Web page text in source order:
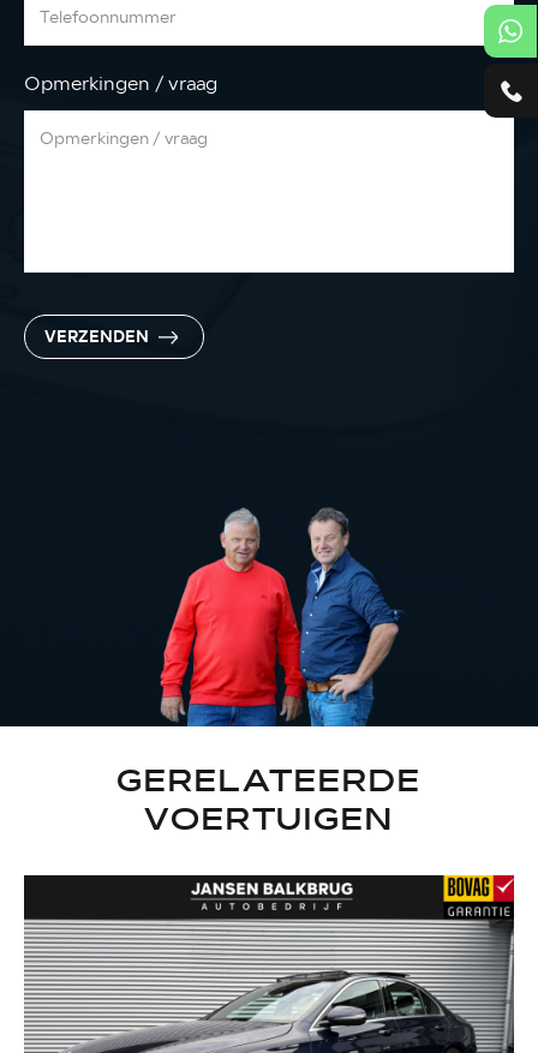
Opmerkingen / vraag
VERZENDEN
GERELATEERDE
VOERTUIGEN